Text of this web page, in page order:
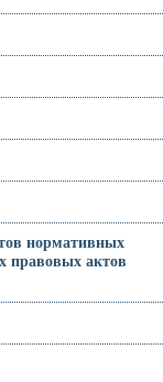
нормативных
правовых актов